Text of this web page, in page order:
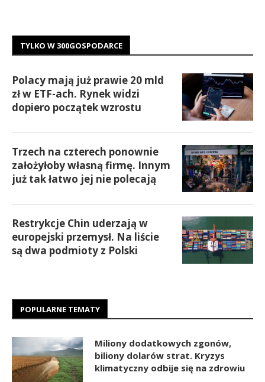
TYLKO W 300GOSPODARCE
Polacy mają już prawie 20 mld
zł w ETF-ach. Rynek widzi
dopiero początek wzrostu
Trzech na czterech ponownie
założyłoby własną firmę. Innym
już tak łatwo jej nie polecają
Restrykcje Chin uderzają w
europejski przemysł. Na liście
są dwa podmioty z Polski
POPULARNE TEMATY
Miliony dodatkowych zgonów,
biliony dolarów strat. Kryzys
klimatyczny odbije się na zdrowiu